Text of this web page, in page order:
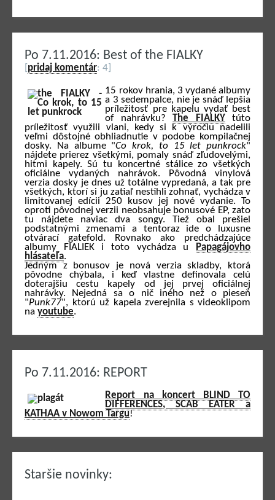
Po 7.11.2016: Best of the FIALKY
pridaj komentár: 4]
15 rokov hrania, 3 vydané albumy
a 3 sedempalce, nie je snáď lepšia
príležitosť pre kapelu vydať best
of nahrávku?The FIALKYtúto
príležitosť využili vlani, kedy si k výročiu nadelili
veľmi dôstojné obhliadnutie v podobe kompilačnej
dosky. Na albume "Co krok, to 15 let punkrock"
nájdete prierez všetkými, pomaly snáď zľudovelými,
hitmi kapely. Sú tu koncertné stálice zo všetkých
oficiálne vydaných nahrávok. Pôvodná vinylová
verzia dosky je dnes už totálne vypredaná, a tak pre
všetkých, ktorí si ju zatiaľ nestihli zohnať, vychádza v
limitovanej edícii 250 kusov jej nové vydanie. To
oproti pôvodnej verzii neobsahuje bonusové EP, zato
tu nájdete naviac dva songy. Tiež obal prešiel
podstatnými zmenami a tentoraz ide o luxusne
otvárací gatefold. Rovnako ako predchádzajúce
albumy FIALIEK i toto vychádza u
Papagájovho
hlásateľa.
Jedným z bonusov je nová verzia skladby, ktorá
pôvodne chýbala, i keď vlastne definovala celú
doterajšiu cestu kapely od jej prvej oficiálnej
nahrávky. Nejedná sa o nič iného než o pieseň
"Punk77", ktorú už kapela zverejnila s videoklipom
na youtube.
Po 7.11.2016: REPORT
Report na koncert BLIND TO
DIFFERENCES, SCAB EATER a
KATHAA v Nowom Targu!
Staršie novinky: